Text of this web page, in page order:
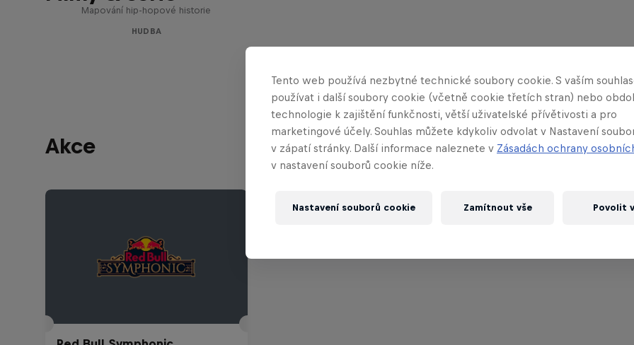
Mapování hip-hopové historie
HUDBA
Akce
Tento web používá nezbytné technické soubory cookie. S vaším
používat i další soubory cookie (včetně cookie třetích stran) nebo
technologie k zajištění funkčnosti, větší uživatelské přívětivosti a pro
marketingové účely. Souhlas můžete kdykoliv odvolat v Nastavení
v zápatí stránky. Další informace naleznete v Zásadách ochrany
v nastavení souborů cookie níže.
Nastavení souborů cookie Zamítnout vše Povolit